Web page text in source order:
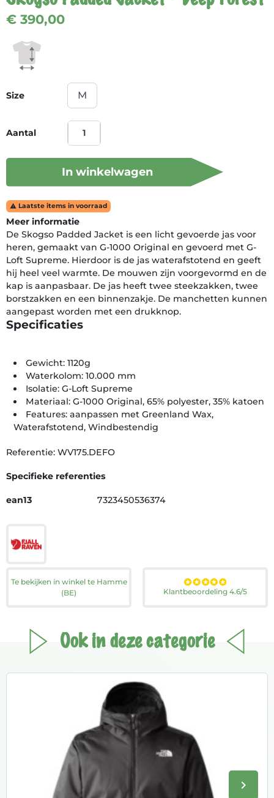
€ 390,00
Size
Aantal
In winkelwagen
 Laatste items in voorraad
Meer informatie
De Skogso Padded Jacket is een licht gevoerde jas voor
heren, gemaakt van G-1000 Original en gevoerd met G-
Loft Supreme. Hierdoor is de jas waterafstotend en geeft
hij heel veel warmte. De mouwen zijn voorgevormd en de
kap is aanpasbaar. De jas heeft twee steekzakken, twee
borstzakken en een binnenzakje. De manchetten kunnen
aangepast worden met een drukknop.
Specificaties
Gewicht: 1120g
Waterkolom: 10.000 mm
Isolatie: G-Loft Supreme
Materiaal: G-1000 Original, 65% polyester, 35% katoen
Features: aanpassen met Greenland Wax,
Waterafstotend, Windbestendig
Referentie: WV175.DEFO
Specifieke referenties
ean13 7323450536374
Te bekijken in winkel te Hamme
(BE)
Klantbeoordeling 4.6/5
Ook in deze categorie
keyboard_arrow_right